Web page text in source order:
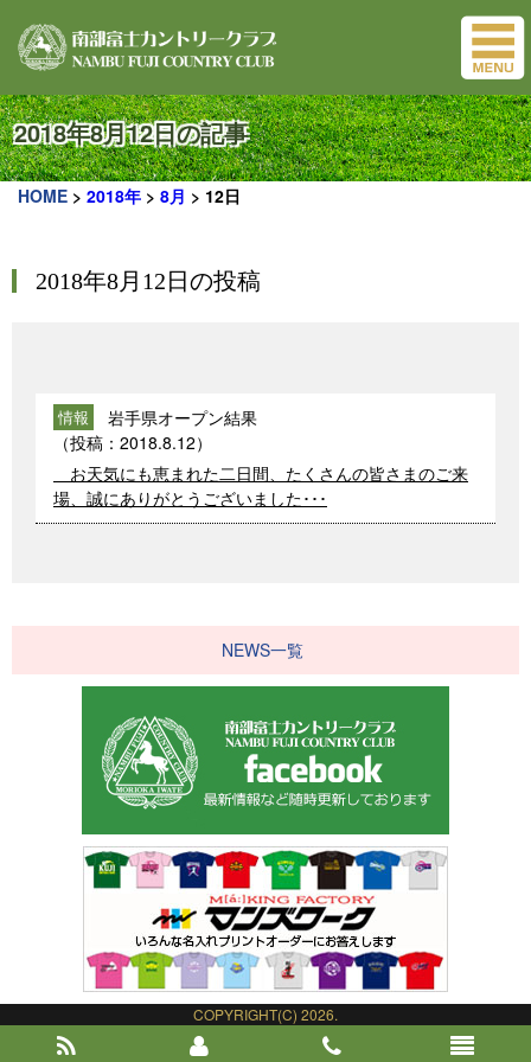
2018年8月12日の記事
HOME > 2018年 > 8月 > 12日
2018年8月12日の投稿
情報
岩手県オープン結果
（投稿： 2018.8.12）
お天気にも恵まれた二日間、たくさんの皆さまのご来
場、誠にありがとうございました･･･
NEWS一覧
COPYRIGHT(C) 2026.
NAMBU FUJI COUNTRY CLUB.
ALL RIGHT RESERVED.